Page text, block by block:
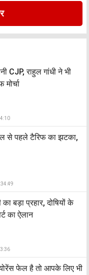
CJP, राहुल गांधी ने भी
से पहले टैरिफ का झटका,
बड़ा प्रहार, दोषियों के
का ऐलान
फेल है तो आपके लिए भी